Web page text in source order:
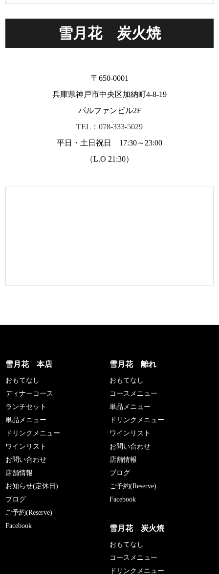
雪月花 炭火焼
〒650-0001
兵庫県神戸市中央区加納町4-8-19
パルファンビル2F
TEL：078-333-5029
平日・土日祝日 17:30～23:00
（L.O 21:30）
雪月花 本店
おもてなし
ディナーコース
ランチセット
単品メニュー
ドリンクメニュー
ワインリスト
お問い合わせ
店舗情報
お知らせ(定休日)
ブログ
ご予約(Reserve)
Facebook
雪月花 離れ
おもてなし
コースメニュー
単品メニュー
ドリンクメニュー
ワインリスト
お問い合わせ
店舗情報
ブログ
ご予約(Reserve)
Facebook
雪月花 炭火焼
おもてなし
コースメニュー
ドリンクメニュー